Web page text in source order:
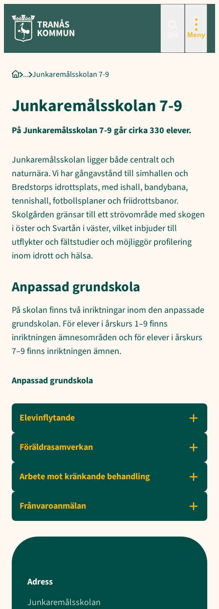
innehåll
Meny
StartsidaJunkaremålsskolan 7-9
Junkaremålsskolan 7-9
På Junkaremålsskolan 7-9 går cirka 330 elever.
Junkaremålsskolan ligger både centralt och
naturnära. Vi har gångavstånd till simhallen och
Bredstorps idrottsplats, med ishall, bandybana,
tennishall, fotbollsplaner och friidrottsbanor.
Skolgården gränsar till ett strövområde med skogen
i öster och Svartån i väster, vilket inbjuder till
utflykter och fältstudier och möjliggör profilering
inom idrott och hälsa.
Anpassad grundskola
På skolan finns två inriktningar inom den anpassade
grundskolan. För elever i årskurs 1–9 finns
inriktningen ämnesområden och för elever i årskurs
7–9 finns inriktningen ämnen.
Anpassad grundskola
Elevinflytande
Föräldrasamverkan
Arbete mot kränkande behandling
Frånvaroanmälan
Adress
Junkaremålsskolan